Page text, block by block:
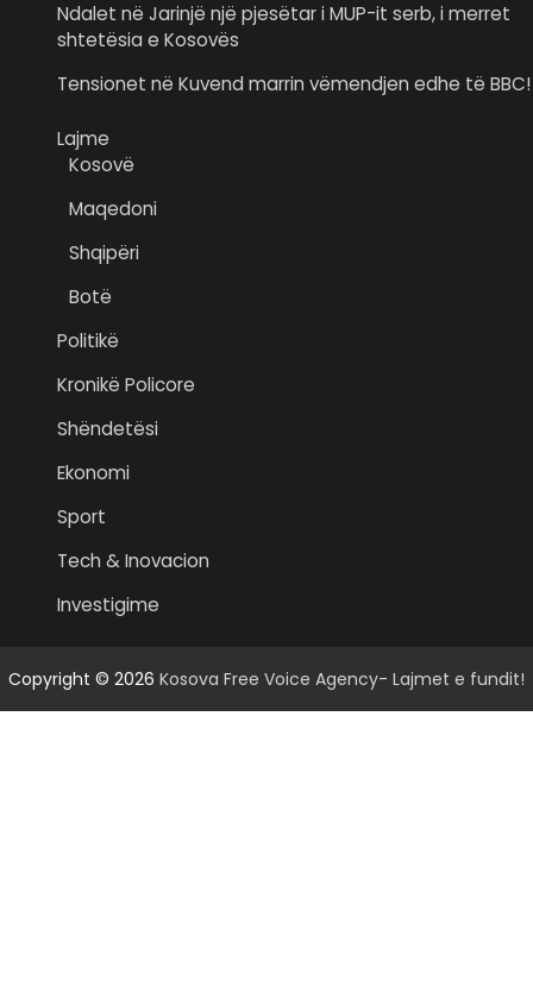
Ndalet në Jarinjë një pjesëtar i MUP-it serb, i merret
shtetësia e Kosovës
Tensionet në Kuvend marrin vëmendjen edhe të BBC!
Lajme
Kosovë
Maqedoni
Shqipëri
Botë
Politikë
Kronikë Policore
Shëndetësi
Ekonomi
Sport
Tech & Inovacion
Investigime